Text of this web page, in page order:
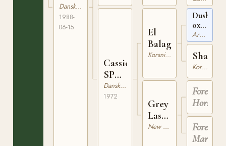
Dansk Sportponny
1988-
06-15
Cassiopaya
SP
86
Dansk Sportponny
1972
El
Balaga
Korsning med arab
Grey
Lass
NF New Forest
901
Dushara
ox
AHSB
3334
Arabiskt Fullblod
Korsning med arab
Forest
Horse
Forest
Mare